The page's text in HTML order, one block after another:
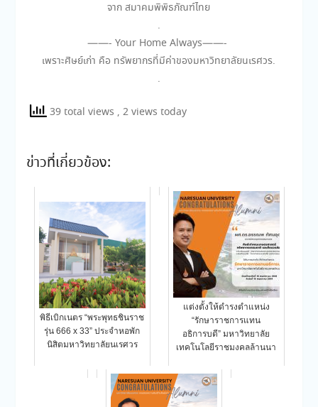
จาก สมาคมพิพิธภัณฑ์ไทย
.
——-Your Home Always——-
เพราะศิษย์เก่า คือ ทรัพยากรที่มีค่าของมหาวิทยาลัยนเรศวร.
.
39 total views , 2 views today
ข่าวที่เกี่ยวข้อง:
พิธีเบิกเนตร “พระพุทธชินราช
รุ่น 666 x 33” ประจำหอพัก
นิสิตมหาวิทยาลัยนเรศวร
แต่งตั้งให้ดำรงตำแหน่ง
“รักษาราชการแทน
อธิการบดี” มหาวิทยาลัย
เทคโนโลยีราชมงคลล้านนา